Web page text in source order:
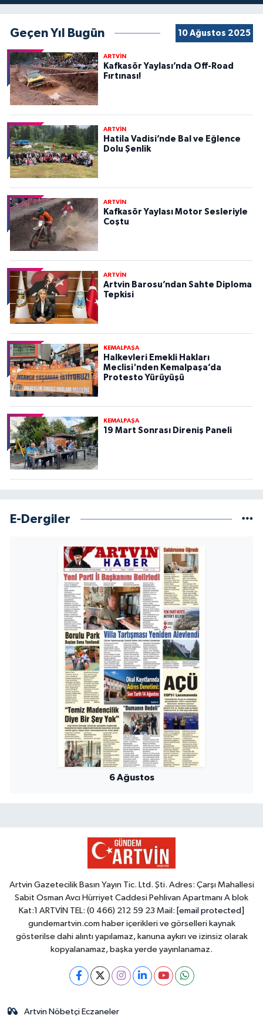
Geçen Yıl Bugün 10 Ağustos 2025
ARTVİN
Kafkasör Yaylası’nda Off-Road
Fırtınası!
ARTVİN
Hatila Vadisi’nde Bal ve Eğlence
Dolu Şenlik
ARTVİN
Kafkasör Yaylası Motor Sesleriyle
Coştu
ARTVİN
Artvin Barosu’ndan Sahte Diploma
Tepkisi
KEMALPAŞA
Halkevleri Emekli Hakları
Meclisi'nden Kemalpaşa’da
Protesto Yürüyüşü
KEMALPAŞA
19 Mart Sonrası Direniş Paneli
E-Dergiler
6 Ağustos
Artvin Gazetecilik Basın Yayın Tic. Ltd. Şti. Adres: Çarşı Mahallesi
Sabit Osman Avcı Hürriyet Caddesi Pehlivan Apartmanı A blok
Kat:1 ARTVİN TEL: (0 466) 212 59 23 Mail: [email protected]
gundemartvin.com haber içerikleri ve görselleri kaynak
gösterilse dahi alıntı yapılamaz, kanuna aykırı ve izinsiz olarak
kopyalanamaz, başka yerde yayınlanamaz.
Artvin Nöbetçi Eczaneler